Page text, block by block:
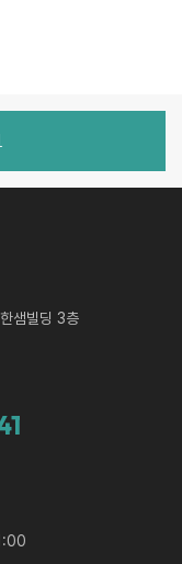
샘빌딩 3층